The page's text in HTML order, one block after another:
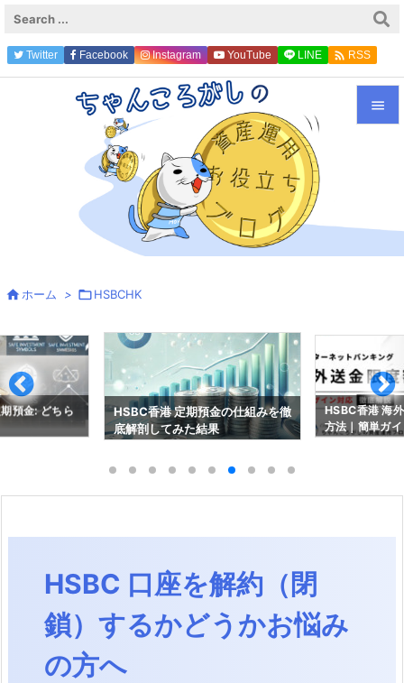


前へ
Twitter Facebook Instagram YouTube LINE  RSS
ホーム > HSBCHK
の仕組みを徹
HSBC香港 海外送金限度額の設定
方法｜簡単ガイド＆手順解説
【2024年最新
口座グレード
HSBC 口座を解約（閉
鎖）するかどうかお悩み
の方へ